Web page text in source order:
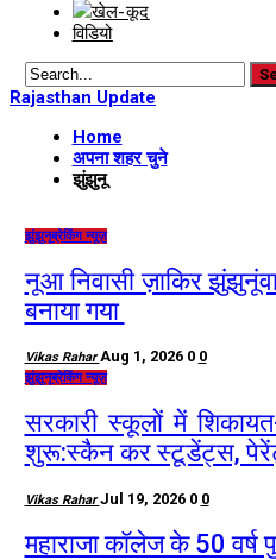
खेल-कूद
विडियो
Rajasthan Update
Home
अपना शहर चुने
झुंझुनू
झुंझुनूब्रेकिंग न्यूज़
नूआ निवासी ज़ाकिर
बनाया गया
Vikas RaharAug 1, 2026 0 0
झुंझुनूब्रेकिंग न्यूज़
सरकारी स्कूलों में
शुरू:स्कैन कर स्टूडेंट्स,
Vikas RaharJul 19, 2026 0 0
महाराजा कॉलेज के 50 वर्ष